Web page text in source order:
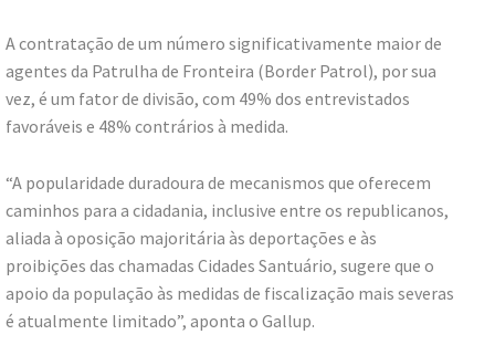
A contratação de um número significativamente maior de
agentes da Patrulha de Fronteira (Border Patrol), por sua
vez, é um fator de divisão, com 49% dos entrevistados
favoráveis e 48% contrários à medida.
“A popularidade duradoura de mecanismos que oferecem
caminhos para a cidadania, inclusive entre os republicanos,
aliada à oposição majoritária às deportações e às
proibições das chamadas Cidades Santuário, sugere que o
apoio da população às medidas de fiscalização mais severas
é atualmente limitado”, aponta o Gallup.